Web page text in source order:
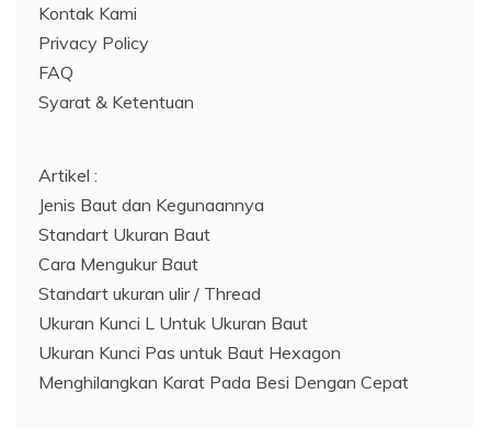
Kontak Kami
Privacy Policy
FAQ
Syarat & Ketentuan
Artikel :
Jenis Baut dan Kegunaannya
Standart Ukuran Baut
Cara Mengukur Baut
Standart ukuran ulir / Thread
Ukuran Kunci L Untuk Ukuran Baut
Ukuran Kunci Pas untuk Baut Hexagon
Menghilangkan Karat Pada Besi Dengan Cepat